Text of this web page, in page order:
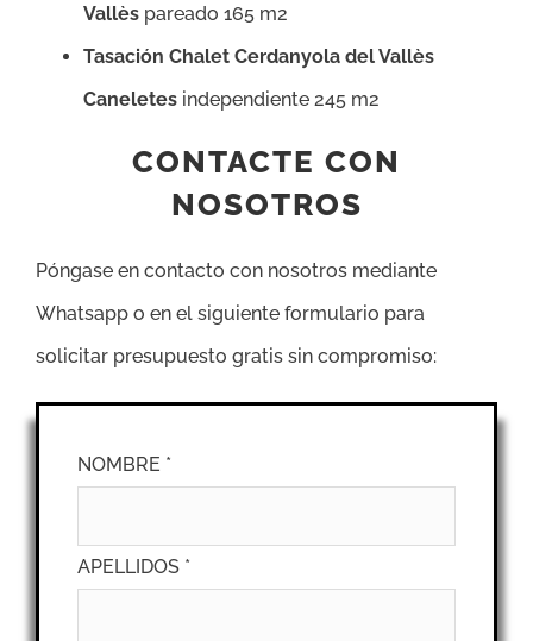
Vallès pareado 165 m2
Tasación Chalet Cerdanyola del Vallès
Caneletes independiente 245 m2
CONTACTE CON
NOSOTROS
Póngase en contacto con nosotros mediante
Whatsapp o en el siguiente formulario para
solicitar presupuesto gratis sin compromiso:
NOMBRE *
APELLIDOS *